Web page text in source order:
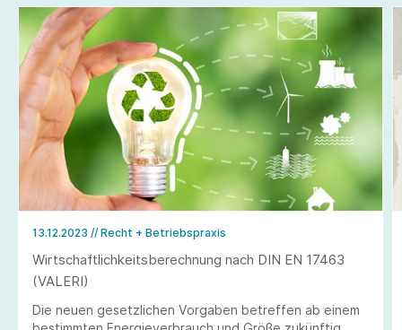
13.12.2023 // Recht + Betriebspraxis
Wirtschaftlichkeitsberechnung nach DIN EN 17463
(VALERI)
Die neuen gesetzlichen Vorgaben betreffen ab einem